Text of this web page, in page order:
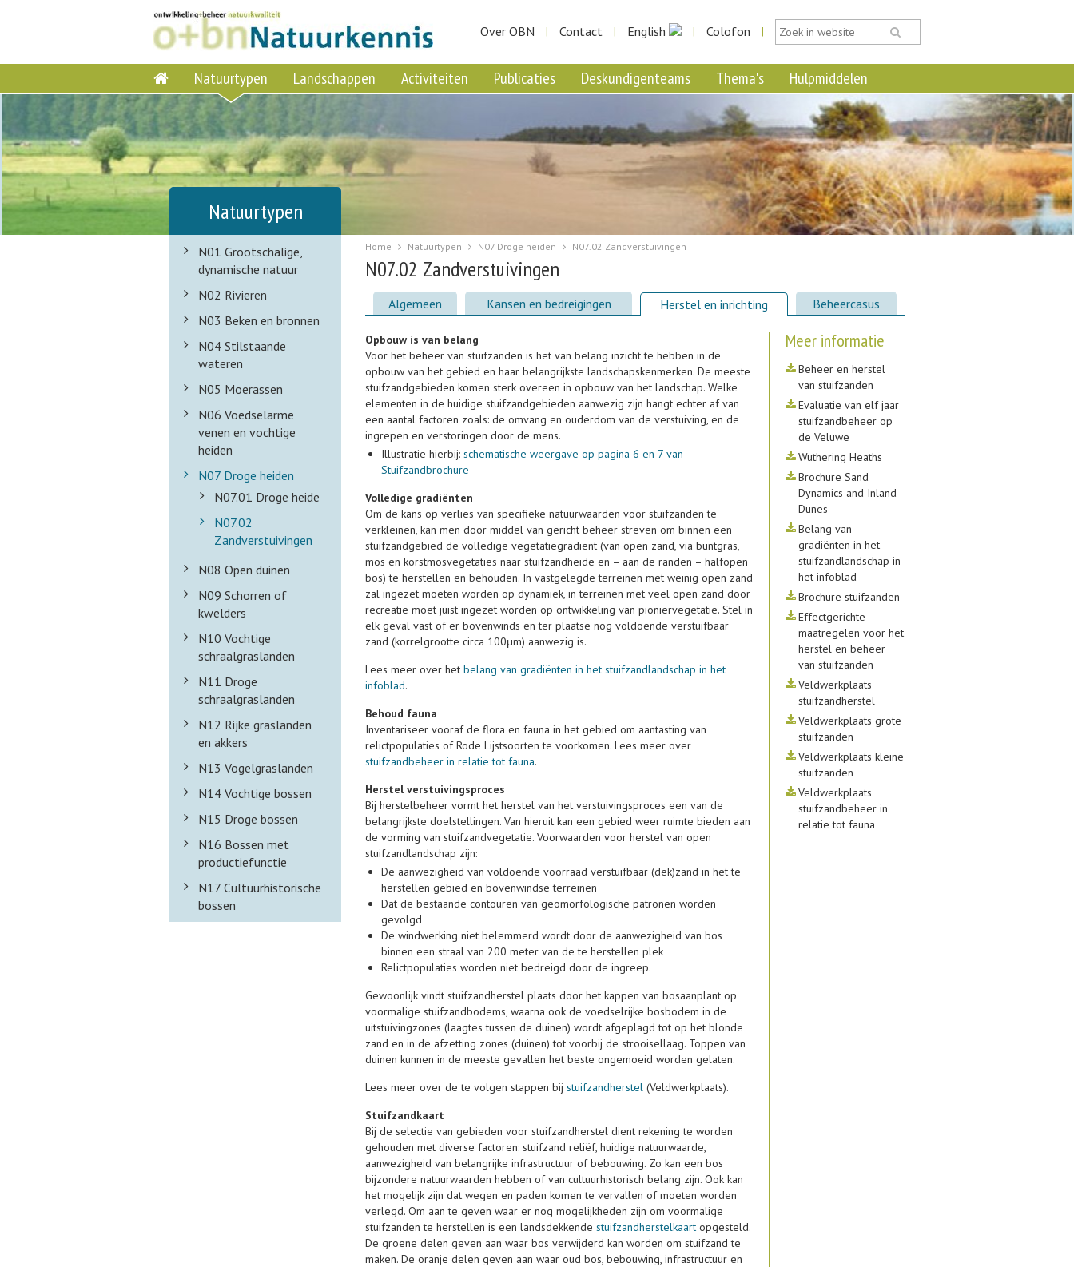
Over OBN | Contact | English | Colofon |
Natuurtypen Landschappen Activiteiten Publicaties Deskundigenteams Thema's Hulpmiddelen
Natuurtypen
N01 Grootschalige,
dynamische natuur
N02 Rivieren
N03 Beken en bronnen
N04 Stilstaande
wateren
N05 Moerassen
N06 Voedselarme
venen en vochtige
heiden
N07 Droge heiden
N07.01 Droge heide
N07.02
Zandverstuivingen
N08 Open duinen
N09 Schorren of
kwelders
N10 Vochtige
schraalgraslanden
N11 Droge
schraalgraslanden
N12 Rijke graslanden
en akkers
N13 Vogelgraslanden
N14 Vochtige bossen
N15 Droge bossen
N16 Bossen met
productiefunctie
N17 Cultuurhistorische
bossen
Home Natuurtypen N07 Droge heiden N07.02 Zandverstuivingen
N07.02 Zandverstuivingen
Algemeen Kansen en bedreigingen Herstel en inrichting Beheercasus
Opbouw is van belang
Voor het beheer van stuifzanden is het van belang inzicht te hebben in de
opbouw van het gebied en haar belangrijkste landschapskenmerken. De meeste
stuifzandgebieden komen sterk overeen in opbouw van het landschap. Welke
elementen in de huidige stuifzandgebieden aanwezig zijn hangt echter af van
een aantal factoren zoals: de omvang en ouderdom van de verstuiving, en de
ingrepen en verstoringen door de mens.
Illustratie hierbij: schematische weergave op pagina 6 en 7 van
Stuifzandbrochure
Volledige gradiënten
Om de kans op verlies van specifieke natuurwaarden voor stuifzanden te
verkleinen, kan men door middel van gericht beheer streven om binnen een
stuifzandgebied de volledige vegetatiegradiënt (van open zand, via buntgras,
mos en korstmosvegetaties naar stuifzandheide en – aan de randen – halfopen
bos) te herstellen en behouden. In vastgelegde terreinen met weinig open zand
zal ingezet moeten worden op dynamiek, in terreinen met veel open zand door
recreatie moet juist ingezet worden op ontwikkeling van pioniervegetatie. Stel in
elk geval vast of er bovenwinds en ter plaatse nog voldoende verstuifbaar
zand (korrelgrootte circa 100μm) aanwezig is.
Lees meer over het belang van gradiënten in het stuifzandlandschap in het
infoblad.
Behoud fauna
Inventariseer vooraf de flora en fauna in het gebied om aantasting van
relictpopulaties of Rode Lijstsoorten te voorkomen. Lees meer over
stuifzandbeheer in relatie tot fauna.
Herstel verstuivingsproces
Bij herstelbeheer vormt het herstel van het verstuivingsproces een van de
belangrijkste doelstellingen. Van hieruit kan een gebied weer ruimte bieden aan
de vorming van stuifzandvegetatie. Voorwaarden voor herstel van open
stuifzandlandschap zijn:
De aanwezigheid van voldoende voorraad verstuifbaar (dek)zand in het te
herstellen gebied en bovenwindse terreinen
Dat de bestaande contouren van geomorfologische patronen worden
gevolgd
De windwerking niet belemmerd wordt door de aanwezigheid van bos
binnen een straal van 200 meter van de te herstellen plek
Relictpopulaties worden niet bedreigd door de ingreep.
Gewoonlijk vindt stuifzandherstel plaats door het kappen van bosaanplant op
voormalige stuifzandbodems, waarna ook de voedselrijke bosbodem in de
uitstuivingzones (laagtes tussen de duinen) wordt afgeplagd tot op het blonde
zand en in de afzetting zones (duinen) tot voorbij de strooisellaag. Toppen van
duinen kunnen in de meeste gevallen het beste ongemoeid worden gelaten.
Lees meer over de te volgen stappen bij stuifzandherstel (Veldwerkplaats).
Stuifzandkaart
Bij de selectie van gebieden voor stuifzandherstel dient rekening te worden
gehouden met diverse factoren: stuifzand reliëf, huidige natuurwaarde,
aanwezigheid van belangrijke infrastructuur of bebouwing. Zo kan een bos
bijzondere natuurwaarden hebben of van cultuurhistorisch belang zijn. Ook kan
het mogelijk zijn dat wegen en paden komen te vervallen of moeten worden
verlegd. Om aan te geven waar er nog mogelijkheden zijn om voormalige
stuifzanden te herstellen is een landsdekkende stuifzandherstelkaart opgesteld.
De groene delen geven aan waar bos verwijderd kan worden om stuifzand te
maken. De oranje delen geven aan waar oud bos, bebouwing, infrastructuur en
Meer informatie
Beheer en herstel
van stuifzanden
Evaluatie van elf jaar
stuifzandbeheer op
de Veluwe
Wuthering Heaths
Brochure Sand
Dynamics and Inland
Dunes
Belang van
gradiënten in het
stuifzandlandschap in
het infoblad
Brochure stuifzanden
Effectgerichte
maatregelen voor het
herstel en beheer
van stuifzanden
Veldwerkplaats
stuifzandherstel
Veldwerkplaats grote
stuifzanden
Veldwerkplaats kleine
stuifzanden
Veldwerkplaats
stuifzandbeheer in
relatie tot fauna